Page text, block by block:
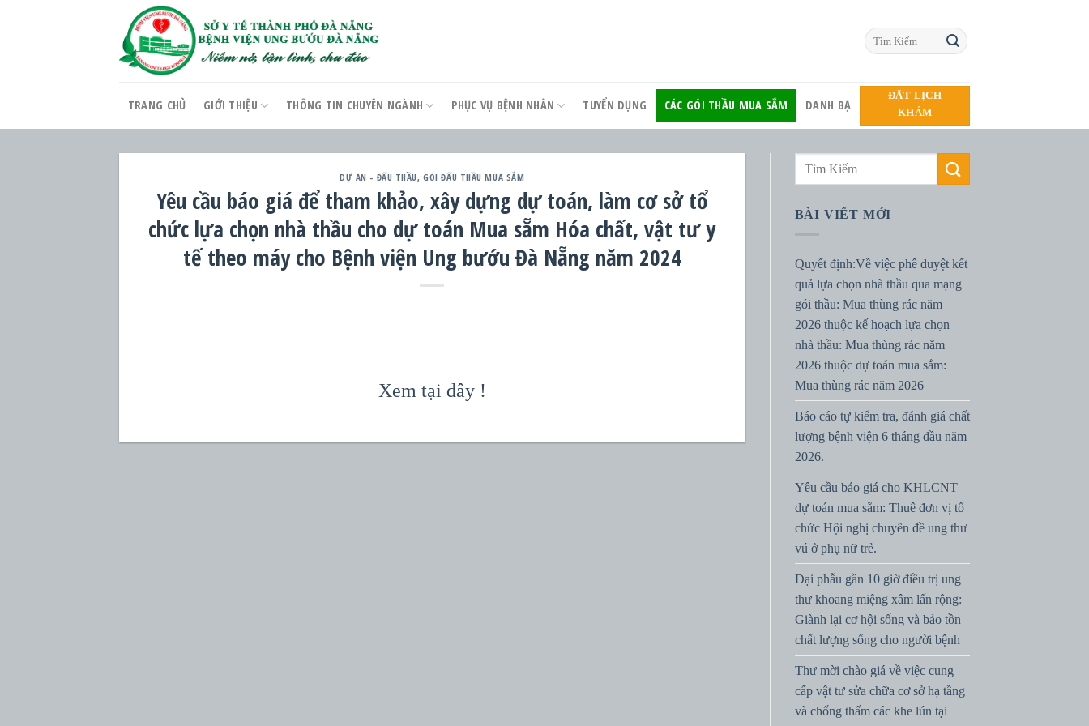
TRANG CHỦ GIỚI THIỆU THÔNG TIN CHUYÊN NGÀNH PHỤC VỤ BỆNH NHÂN TUYỂN DỤNG CÁC GÓI THẦU MUA SẮM DANH BẠ
ĐẶT LỊCH
KHÁM
DỰ ÁN - ĐẤU THẦU,GÓI ĐẤU THẦU MUA SẮM
Yêu cầu báo giá để tham khảo, xây dựng dự toán, làm cơ sở tổ
chức lựa chọn nhà thầu cho dự toán Mua sẵm Hóa chất, vật tư y
tế theo máy cho Bệnh viện Ung bướu Đà Nẵng năm 2024
Xem tại đây !
BÀI VIẾT MỚI
Quyết định:Về việc phê duyệt kết
quả lựa chọn nhà thầu qua mạng
gói thầu: Mua thùng rác năm
2026 thuộc kế hoạch lựa chọn
nhà thầu: Mua thùng rác năm
2026 thuộc dự toán mua sắm:
Mua thùng rác năm 2026
Báo cáo tự kiểm tra, đánh giá chất
lượng bệnh viện 6 tháng đầu năm
2026.
Yêu cầu báo giá cho KHLCNT
dự toán mua sắm: Thuê đơn vị tổ
chức Hội nghị chuyên đề ung thư
vú ở phụ nữ trẻ.
Đại phẫu gần 10 giờ điều trị ung
thư khoang miệng xâm lấn rộng:
Giành lại cơ hội sống và bảo tồn
chất lượng sống cho người bệnh
Thư mời chào giá về việc cung
cấp vật tư sửa chữa cơ sở hạ tầng
và chống thấm các khe lún tại